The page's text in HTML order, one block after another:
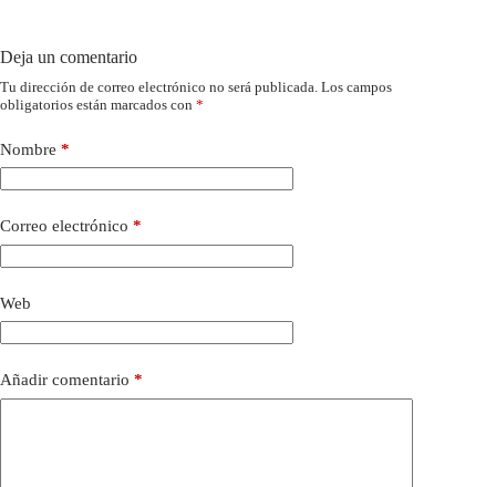
Deja un comentario
Tu dirección de correo electrónico no será publicada. Los campos
obligatorios están marcados con *
Nombre *
Correo electrónico *
Web
Añadir comentario *